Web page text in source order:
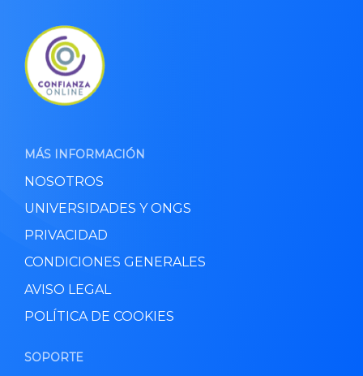
MÁS INFORMACIÓN
NOSOTROS
UNIVERSIDADES Y ONGS
PRIVACIDAD
CONDICIONES GENERALES
AVISO LEGAL
POLÍTICA DE COOKIES
SOPORTE